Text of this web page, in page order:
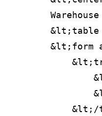
&lt;table
&lt;form
&lt;/